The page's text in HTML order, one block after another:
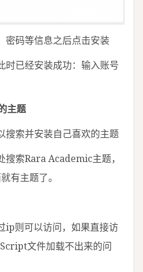
密码等信息之后点击安装
时已经安装成功：输入账号
主题
搜索并安装自己喜欢的主题
搜索Rara Academic主题，
有主题了。
ip则可以访问，如果直接访
文件加载不出来的问